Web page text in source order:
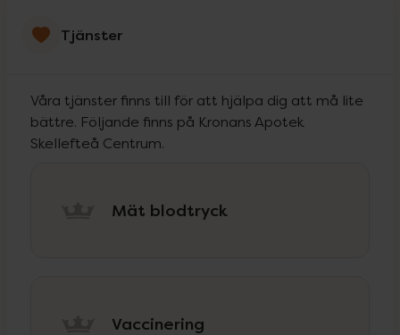
Tjänster
Våra tjänster finns till för att hjälpa dig att må lite
bättre. Följande finns på Kronans Apotek
Skellefteå Centrum.
Mät blodtryck
Vaccinering